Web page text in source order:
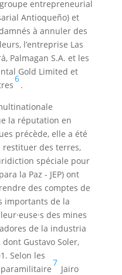
entrepreneurial
Antioqueño) et
à annuler des
l’entreprise Las
Palmagan S.A. et les
Gold Limited et
6
.
la réputation en
précède, elle a été
restituer des terres,
spéciale pour
la Paz - JEP) ont
des comptes de
importants de la
des mines
de la industria
Gustavo Soler,
Selon les
7
Jairo